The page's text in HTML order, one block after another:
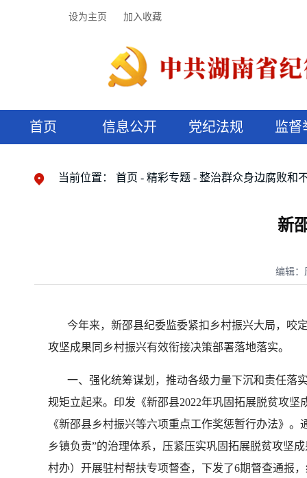
设为主页 加入收藏
首页 信息公开 党纪法规 监督
当前位置： 首页 精彩专题 整治群众身边腐败和
新
编辑：
今年来，新邵县纪委监委紧扣乡村振兴大局，咬
攻坚成果同乡村振兴有效衔接决策部署落地落实。
一、强化统筹谋划，推动各级力量下沉和责任落实
规矩立起来。印发《新邵县2022年巩固拓展脱贫攻
《新邵县乡村振兴等六项重点工作奖惩暂行办法》
乡镇负责”的治理体系，压紧压实巩固拓展脱贫攻坚
村办）开展驻村帮扶专项督查，下发了6期督查通报